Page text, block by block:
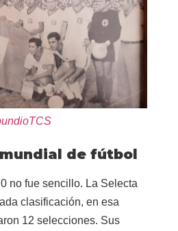
de fútbol
no fue sencillo. La Selecta
clasificación, en esa
12 selecciones. Sus